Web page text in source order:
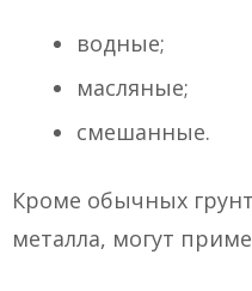
водные;
масляные;
смешанные.
Кроме обычных
металла, могут